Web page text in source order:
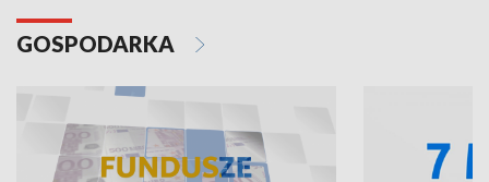
GOSPODARKA